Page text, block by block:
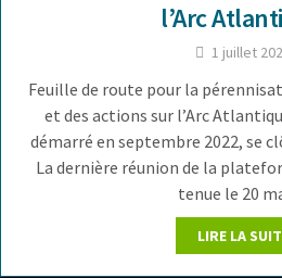
l’Arc
1 juillet
Feuille de route pour la
et des actions sur l’Arc
démarré en septembre 2022, se
La dernière réunion de la
tenue le 20
LIRE LA